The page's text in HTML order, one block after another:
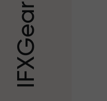
I
F
X
G
e
a
r